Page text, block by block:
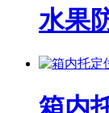
水果
箱内